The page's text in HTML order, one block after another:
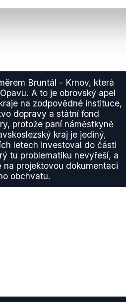
Bruntál - Krnov, která
A to je obrovský apel
na zodpovědné instituce,
dopravy a státní fond
protože paní náměstkyně
kraj je jediný,
letech investoval do části
tu problematiku nevyřeší, a
na projektovou dokumentaci
obchvatu.